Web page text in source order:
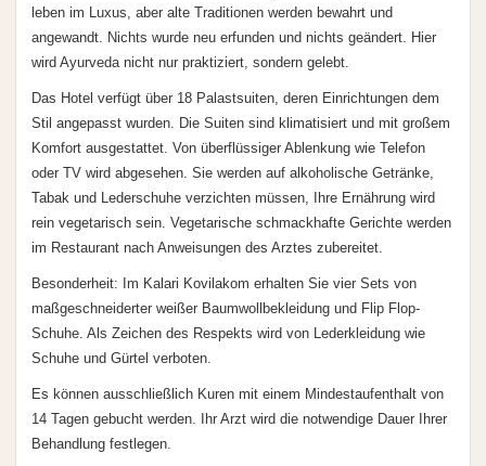
leben im Luxus, aber alte Traditionen werden bewahrt und
angewandt. Nichts wurde neu erfunden und nichts geändert. Hier
wird Ayurveda nicht nur praktiziert, sondern gelebt.
Das Hotel verfügt über 18 Palastsuiten, deren Einrichtungen dem
Stil angepasst wurden. Die Suiten sind klimatisiert und mit großem
Komfort ausgestattet. Von überflüssiger Ablenkung wie Telefon
oder TV wird abgesehen. Sie werden auf alkoholische Getränke,
Tabak und Lederschuhe verzichten müssen, Ihre Ernährung wird
rein vegetarisch sein. Vegetarische schmackhafte Gerichte werden
im Restaurant nach Anweisungen des Arztes zubereitet.
Besonderheit: Im Kalari Kovilakom erhalten Sie vier Sets von
maßgeschneiderter weißer Baumwollbekleidung und Flip Flop-
Schuhe. Als Zeichen des Respekts wird von Lederkleidung wie
Schuhe und Gürtel verboten.
Es können ausschließlich Kuren mit einem Mindestaufenthalt von
14 Tagen gebucht werden. Ihr Arzt wird die notwendige Dauer Ihrer
Behandlung festlegen.